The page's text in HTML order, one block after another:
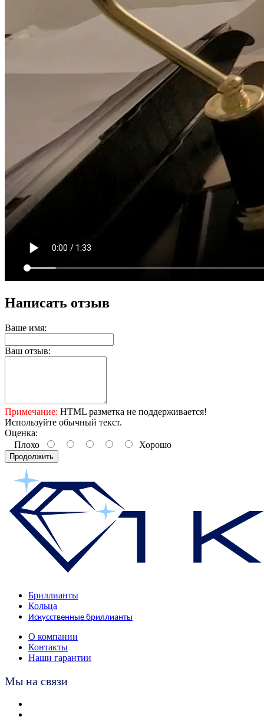
Написать отзыв
Ваше имя:
Ваш отзыв:
Примечание: HTML разметка не поддерживается!
Используйте обычный текст.
Оценка:
Плохо
Хорошо
Продолжить
Бриллианты
Кольца
Искусственные бриллианты
О компании
Контакты
Наши гарантии
Мы на связи